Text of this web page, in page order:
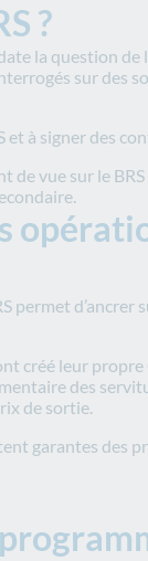
?
la question de
sur des
et à signer des
de vue sur le
permet d’ancrer
créé leur propre
des
de sortie.
garantes des